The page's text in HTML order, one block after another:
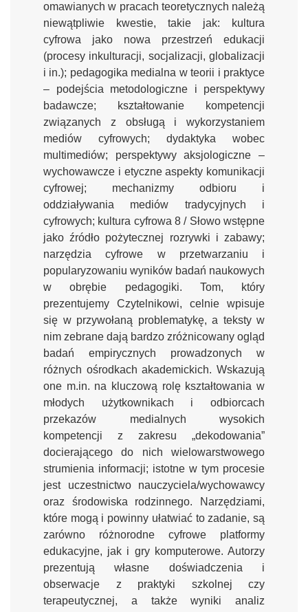
omawianych w pracach teoretycznych należą
niewątpliwie kwestie, takie jak: kultura
cyfrowa jako nowa przestrzeń edukacji
(procesy inkulturacji, socjalizacji, globalizacji
i in.); pedagogika medialna w teorii i praktyce
– podejścia metodologiczne i perspektywy
badawcze; kształtowanie kompetencji
związanych z obsługą i wykorzystaniem
mediów cyfrowych; dydaktyka wobec
multimediów; perspektywy aksjologiczne –
wychowawcze i etyczne aspekty komunikacji
cyfrowej; mechanizmy odbioru i
oddziaływania mediów tradycyjnych i
cyfrowych; kultura cyfrowa 8 / Słowo wstępne
jako źródło pożytecznej rozrywki i zabawy;
narzędzia cyfrowe w przetwarzaniu i
popularyzowaniu wyników badań naukowych
w obrębie pedagogiki. Tom, który
prezentujemy Czytelnikowi, celnie wpisuje
się w przywołaną problematykę, a teksty w
nim zebrane dają bardzo zróżnicowany ogląd
badań empirycznych prowadzonych w
różnych ośrodkach akademickich. Wskazują
one m.in. na kluczową rolę kształtowania w
młodych użytkownikach i odbiorcach
przekazów medialnych wysokich
kompetencji z zakresu „dekodowania”
docierającego do nich wielowarstwowego
strumienia informacji; istotne w tym procesie
jest uczestnictwo nauczyciela/wychowawcy
oraz środowiska rodzinnego. Narzędziami,
które mogą i powinny ułatwiać to zadanie, są
zarówno różnorodne cyfrowe platformy
edukacyjne, jak i gry komputerowe. Autorzy
prezentują własne doświadczenia i
obserwacje z praktyki szkolnej czy
terapeutycznej, a także wyniki analiz